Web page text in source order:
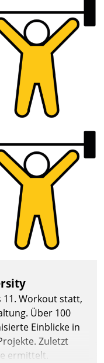
11. Workout statt,
Über 100
Einblicke in
Zuletzt
ermittelt.